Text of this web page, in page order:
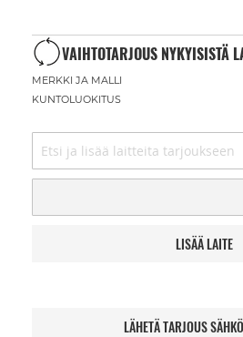
VAIHTOTARJOUS NYKYISISTÄ
MERKKI JA MALLI
KUNTOLUOKITUS
LISÄÄ LAITE
LÄHETÄ TARJOUS